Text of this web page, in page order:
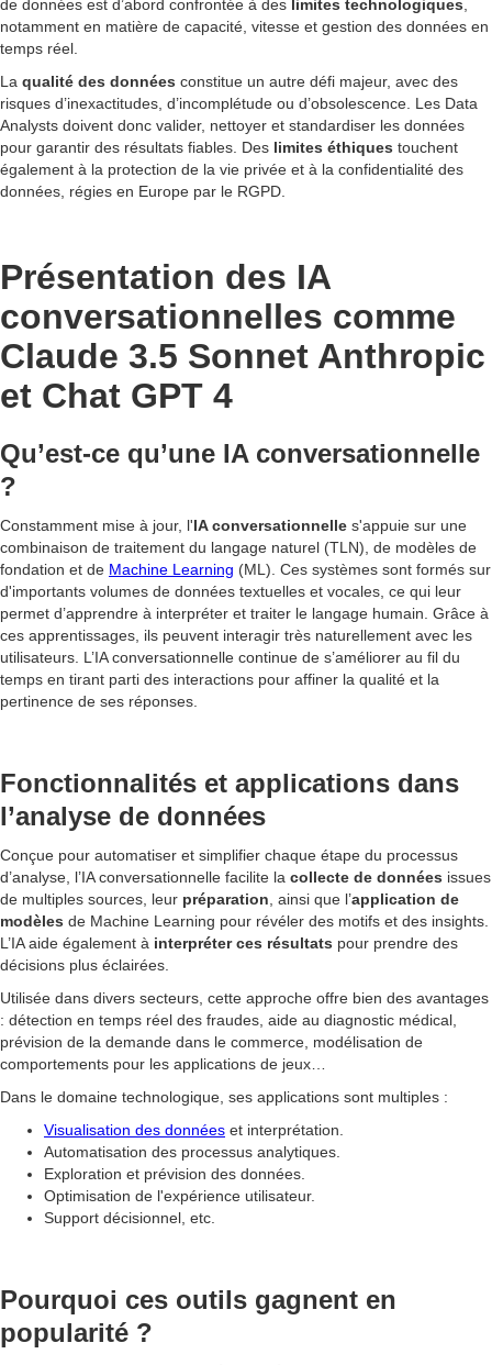
de données est d’abord confrontée à des limites technologiques
notamment en matière de capacité, vitesse et gestion des données en
temps réel.
La qualité des données constitue un autre défi majeur, avec des
risques d’inexactitudes, d’incomplétude ou d’obsolescence. Les Data
Analysts doivent donc valider, nettoyer et standardiser les données
pour garantir des résultats fiables. Des limites éthiques touchent
également à la protection de la vie privée et à la confidentialité des
données, régies en Europe par le RGPD.
Présentation des IA
conversationnelles comme
Claude 3.5 Sonnet Anthropic
et Chat GPT 4
Qu’est-ce qu’une IA conversationnelle
?
Constamment mise à jour, l'IA conversationnelle s'appuie sur une
combinaison de traitement du langage naturel (TLN), de modèles de
fondation et de Machine Learning (ML). Ces systèmes sont formés sur
d'importants volumes de données textuelles et vocales, ce qui leur
permet d’apprendre à interpréter et traiter le langage humain. Grâce à
ces apprentissages, ils peuvent interagir très naturellement avec les
utilisateurs. L’IA conversationnelle continue de s’améliorer au fil du
temps en tirant parti des interactions pour affiner la qualité et la
pertinence de ses réponses.
Fonctionnalités et applications dans
l’analyse de données
Conçue pour automatiser et simplifier chaque étape du processus
d’analyse, l’IA conversationnelle facilite la collecte de données issues
de multiples sources, leur préparation , ainsi que l’application de
modèles de Machine Learning pour révéler des motifs et des insights.
L’IA aide également à interpréter ces résultats pour prendre des
décisions plus éclairées.
Utilisée dans divers secteurs, cette approche offre bien des avantages
: détection en temps réel des fraudes, aide au diagnostic médical,
prévision de la demande dans le commerce, modélisation de
comportements pour les applications de jeux…
Dans le domaine technologique, ses applications sont multiples :
Visualisation des données et interprétation.
Automatisation des processus analytiques.
Exploration et prévision des données.
Optimisation de l'expérience utilisateur.
Support décisionnel, etc.
Pourquoi ces outils gagnent en
popularité ?